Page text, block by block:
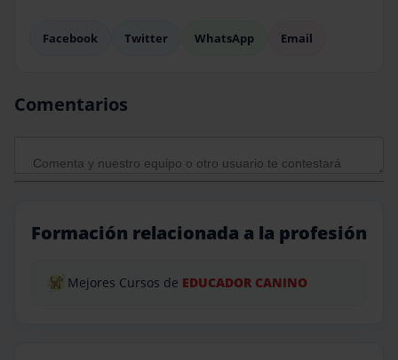
Facebook Twitter WhatsApp Email
Comentarios
Formación relacionada a la profesión
Mejores Cursos de EDUCADOR CANINO